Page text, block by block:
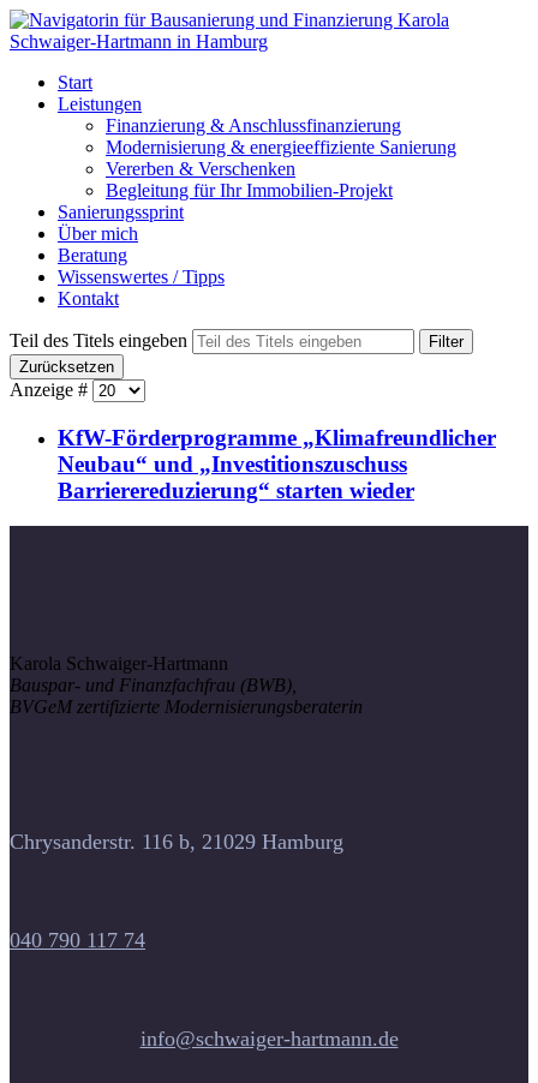
Start
Leistungen
Finanzierung & Anschlussfinanzierung
Modernisierung & energieeffiziente Sanierung
Vererben & Verschenken
Begleitung für Ihr Immobilien-Projekt
Sanierungssprint
Über mich
Beratung
Wissenswertes / Tipps
Kontakt
Teil des Titels eingeben
Filter
Zurücksetzen
Anzeige #
KfW-Förderprogramme „Klimafreundlicher
Neubau“ und „Investitionszuschuss
Barrierereduzierung“ starten wieder
Karola Schwaiger-Hartmann
Bauspar- und Finanzfachfrau (BWB),
BVGeM zertifizierte Modernisierungsberaterin
Chrysanderstr. 116 b, 21029 Hamburg
040 790 117 74
info@schwaiger-hartmann.de